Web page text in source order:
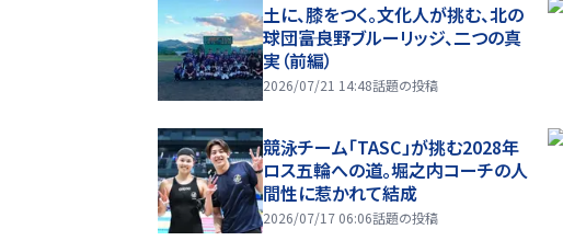
土に、膝をつく。文化人が挑む、北の
球団――富良野ブルーリッジ、二つの真
実（前編）
2026/07/21 14:48話題の投稿
競泳チーム「TASC」が挑む2028年
ロス五輪への道。堀之内コーチの人
間性に惹かれて結成
2026/07/17 06:06話題の投稿